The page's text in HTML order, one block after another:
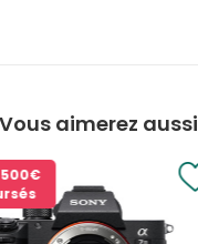
Vous aimerez aussi
500€